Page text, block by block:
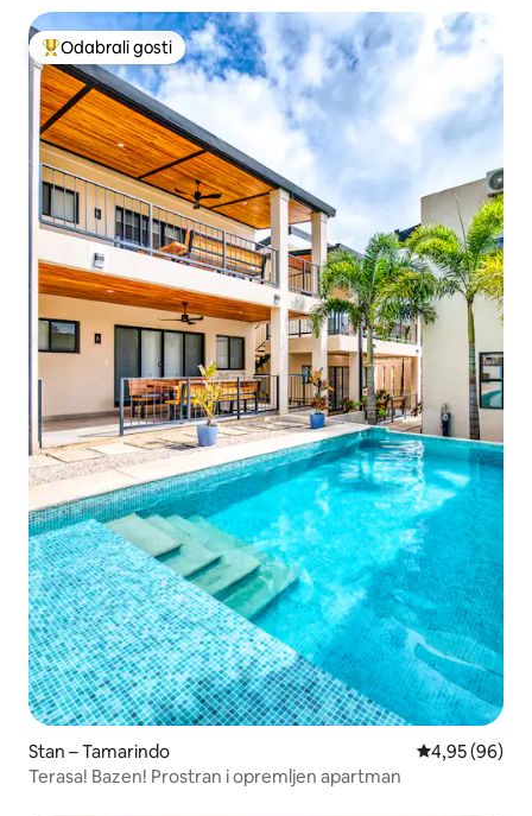
Među najviše rangiranima s oznakom „Odabrali gosti”
Odabrali gosti
Stan – Tamarindo Prosječna
4,95 (96)
Terasa! Bazen! Prostran i opremljen apartman